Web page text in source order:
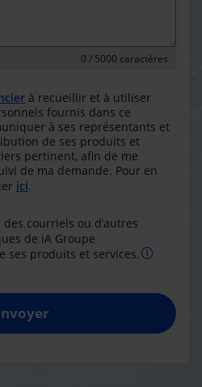
0 / 5000 caractères
à recueillir et à utiliser
fournis dans ce
à ses représentants et
de ses produits et
pertinent, afin de me
de ma demande. Pour en
ici.
des courriels ou d’autres
de iA Groupe
ses produits et services.